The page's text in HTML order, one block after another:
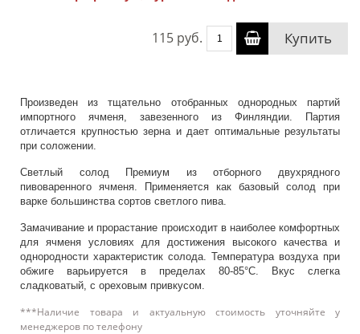
115 руб. Купить
Произведен из тщательно отобранных однородных партий
импортного ячменя, завезенного из Финляндии. Партия
отличается крупностью зерна и дает оптимальные результаты
при соложении.
Светлый солод Премиум из отборного двухрядного
пивоваренного ячменя. Применяется как базовый солод при
варке большинства сортов светлого пива.
Замачивание и прорастание происходит в наиболее комфортных
для ячменя условиях для достижения высокого качества и
однородности характеристик солода. Температура воздуха при
обжиге варьируется в пределах 80-85°С. Вкус слегка
сладковатый, с ореховым привкусом.
***Наличие товара и актуальную стоимость уточняйте у
менеджеров по телефону